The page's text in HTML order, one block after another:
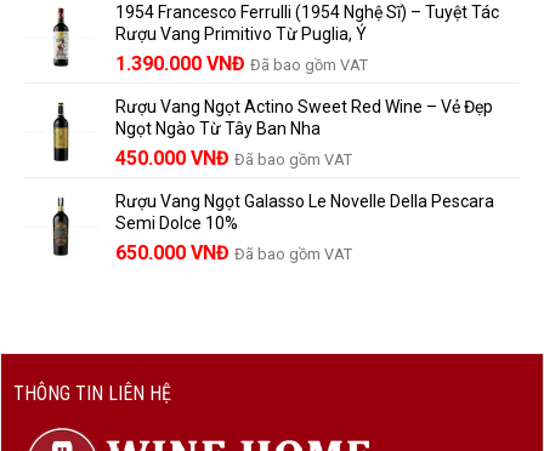
vang
nên
biết
Thành
là:
495.000 VNĐ.
tại
là:
450.000 VNĐ.
1954 Francesco Ferrulli (1954 Nghệ Sĩ) – Tuyệt Tác
Rượu Vang Primitivo Từ Puglia, Ý
Giá
là:
1.529.000 VNĐ.
1.390.000 VNĐ Giá
tại
là:
1.390.000 VNĐ.
Đã bao gồm VAT
Rượu Vang Ngọt Actino Sweet Red Wine – Vẻ Đẹp
Ngọt Ngào Từ Tây Ban Nha
450.000 VNĐ Đã bao gồm VAT
Rượu Vang Ngọt Galasso Le Novelle Della Pescara
Semi Dolce 10%
650.000 VNĐ Đã bao gồm VAT
THÔNG TIN LIÊN HỆ